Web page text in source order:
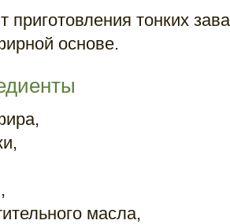
приготовления тонких
основе.
масла,